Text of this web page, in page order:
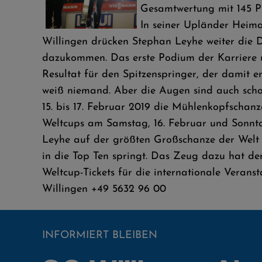
Gesamtwertung mit 145
In seiner Upländer
Willingen drücken Stephan Leyhe weiter die
dazukommen. Das erste Podium der
Resultat für den Spitzenspringer, der damit
weiß niemand. Aber die Augen sind auch
15. bis 17. Februar 2019 die
Weltcups am Samstag, 16. Februar und
Leyhe auf der größten Großschanze der
in die Top Ten springt. Das Zeug dazu hat
Weltcup-Tickets für die internationale
Willingen +49 5632 96 00
INFORMIERT BLEIBEN